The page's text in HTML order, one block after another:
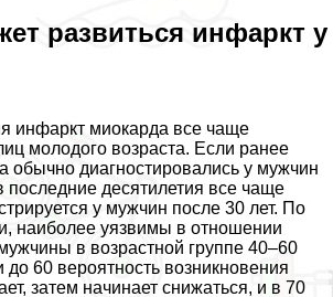
развиться инфаркт у
инфаркт миокарда все чаще
молодого возраста. Если ранее
обычно диагностировались у мужчин
последние десятилетия все чаще
у мужчин после 30 лет. По
наиболее уязвимы в отношении
в возрастной группе 40–60
до 60 вероятность возникновения
затем начинает снижаться, и в 70